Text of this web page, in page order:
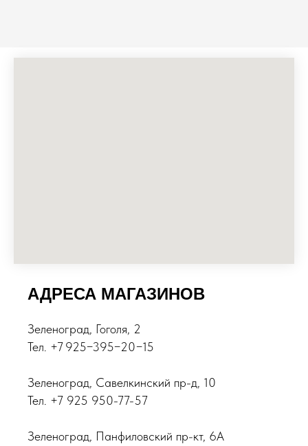
АДРЕСА МАГАЗИНОВ
Зеленоград, Гоголя, 2
Тел. +7 925−395−20−15
Зеленоград, Савелкинский пр-д, 10
Тел. +7 925 950-77-57
Зеленоград, Панфиловский пр-кт, 6А